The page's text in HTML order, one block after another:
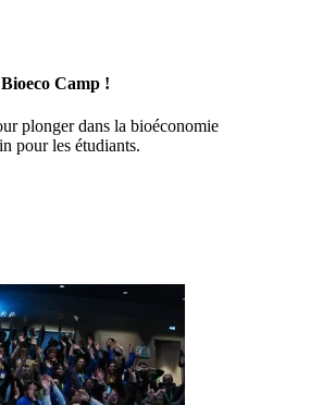
Camp !
plonger dans la bioéconomie
pour les étudiants.